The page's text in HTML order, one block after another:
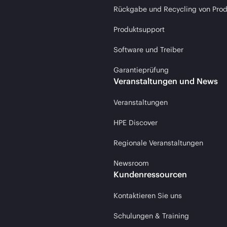
Rückgabe und Recycling von
Produktsupport
Software und Treiber
Garantieprüfung
Veranstaltungen und News
Veranstaltungen
HPE Discover
Regionale Veranstaltungen
Newsroom
Kundenressourcen
Kontaktieren Sie uns
Schulungen & Training